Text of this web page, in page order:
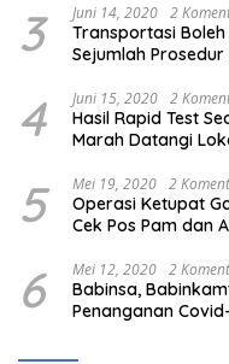
3 Juni 14, 2020 2
Transportasi
Sejumlah
4 Juni 15, 2020 2
Hasil Rapid Test
Marah Datangi
5 Mei 19, 2020 2
Operasi Ketupat
Cek Pos Pam dan
6 Mei 12, 2020 2
Babinsa,
Penanganan